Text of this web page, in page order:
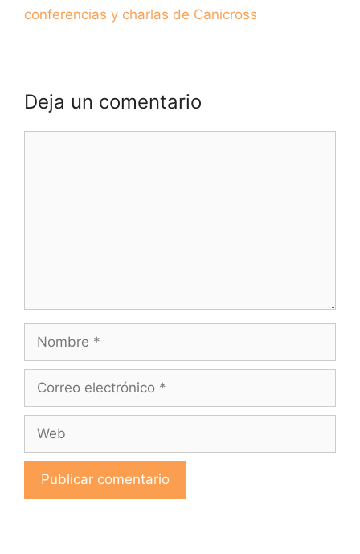
conferencias y charlas de Canicross
Deja un comentario